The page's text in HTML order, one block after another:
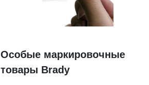
Особые маркировочные
товары Brady